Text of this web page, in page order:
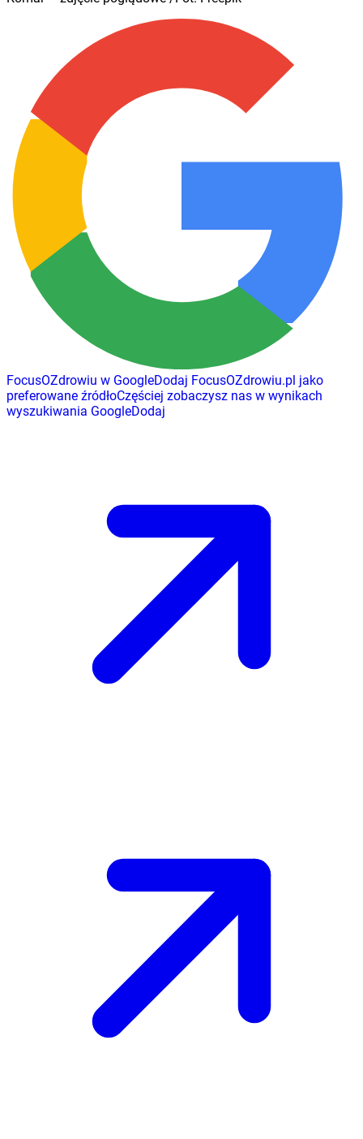
FocusOZdrowiu w GoogleDodaj FocusOZdrowiu.pl jako
preferowane źródłoCzęściej zobaczysz nas w wynikach
wyszukiwania GoogleDodaj